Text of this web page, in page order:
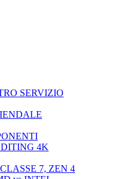
SERVIZIO
4K
7, ZEN 4